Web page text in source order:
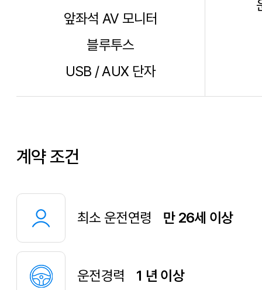
앞좌석 AV 모니터
블루투스
USB / AUX 단자
계약 조건
최소 운전연령 만 26세 이상
운전경력 1 년 이상